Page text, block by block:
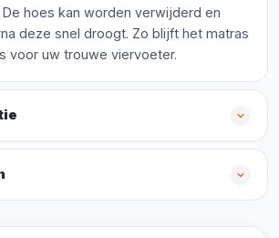
hoes kan worden verwijderd en
deze snel droogt. Zo blijft het matras
voor uw trouwe viervoeter.